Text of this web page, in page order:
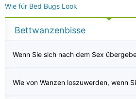
Wie für Bed Bugs Look
Bettwanzenbisse